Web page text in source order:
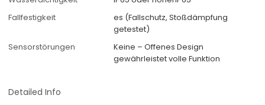
Fallfestigkeit
es (Fallschutz, Stoßdämpfung
getestet)
Sensorstörungen
Keine – Offenes Design
gewährleistet volle Funktion
Detailed Info